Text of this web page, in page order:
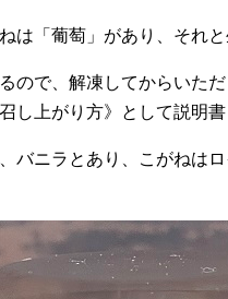
は「葡萄」があり、それと
ので、解凍してからいた
し上がり方》として説明書
バニラとあり、こがねは